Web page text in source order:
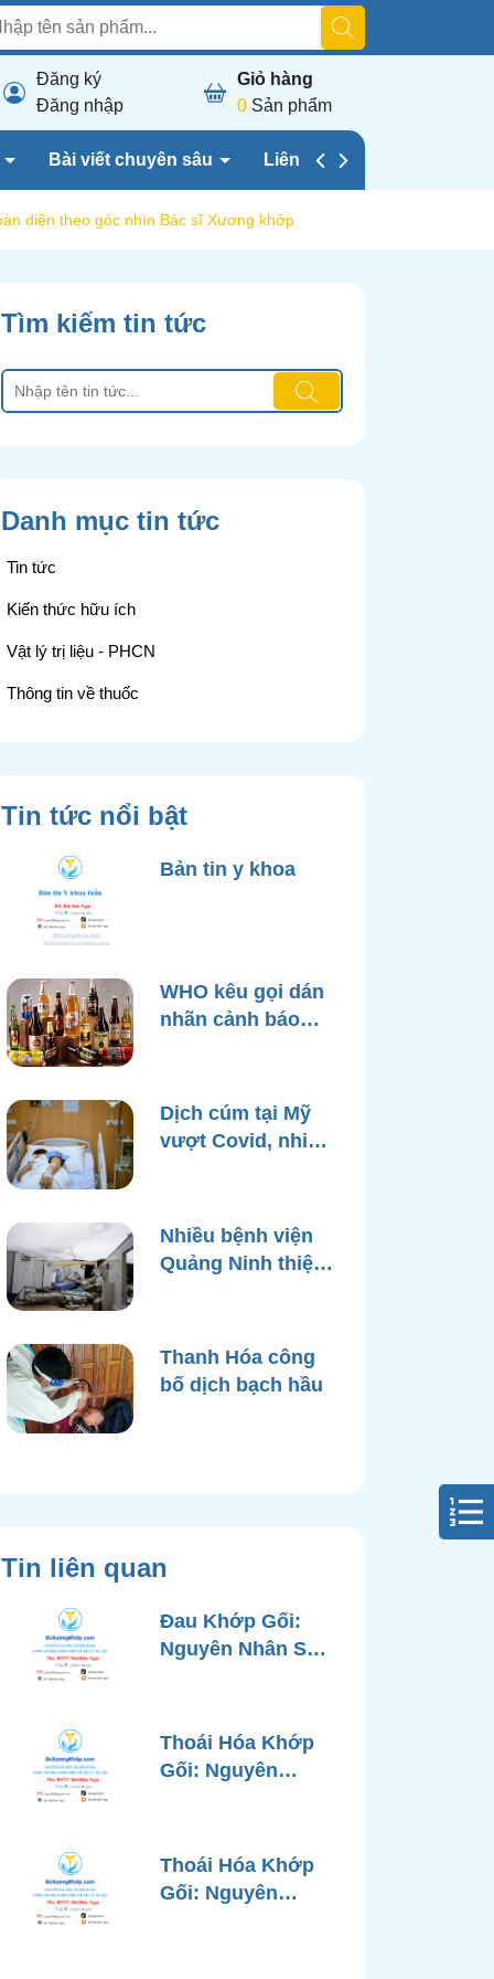
Đăng ký
Đăng nhập
Giỏ hàng
0 Sản phẩm
Bài viết chuyên sâu Liên hệ chúng tôi
diện theo góc nhìn Bác sĩ Xương khớp
Tìm kiếm tin tức
Danh mục tin tức
Tin tức
Kiến thức hữu ích
Vật lý trị liệu - PHCN
Thông tin về thuốc
Tin tức nổi bật
Bản tin y khoa
WHO kêu gọi dán
nhãn cảnh báo
Dịch cúm tại Mỹ
vượt Covid, nhiều
Nhiều bệnh viện
Quảng Ninh thiệt
Yagi
Thanh Hóa công
bố dịch bạch hầu
Tin liên quan
Đau Khớp Gối:
Nguyên Nhân Sâu
Phương Pháp
Điều Trị Tiên Tiến
Từ Góc Nhìn Bác
Thoái Hóa Khớp
Gối: Nguyên
Đoán và Các
Phương Pháp
Điều Trị Chuẩn Y
Thoái Hóa Khớp
Gối: Nguyên